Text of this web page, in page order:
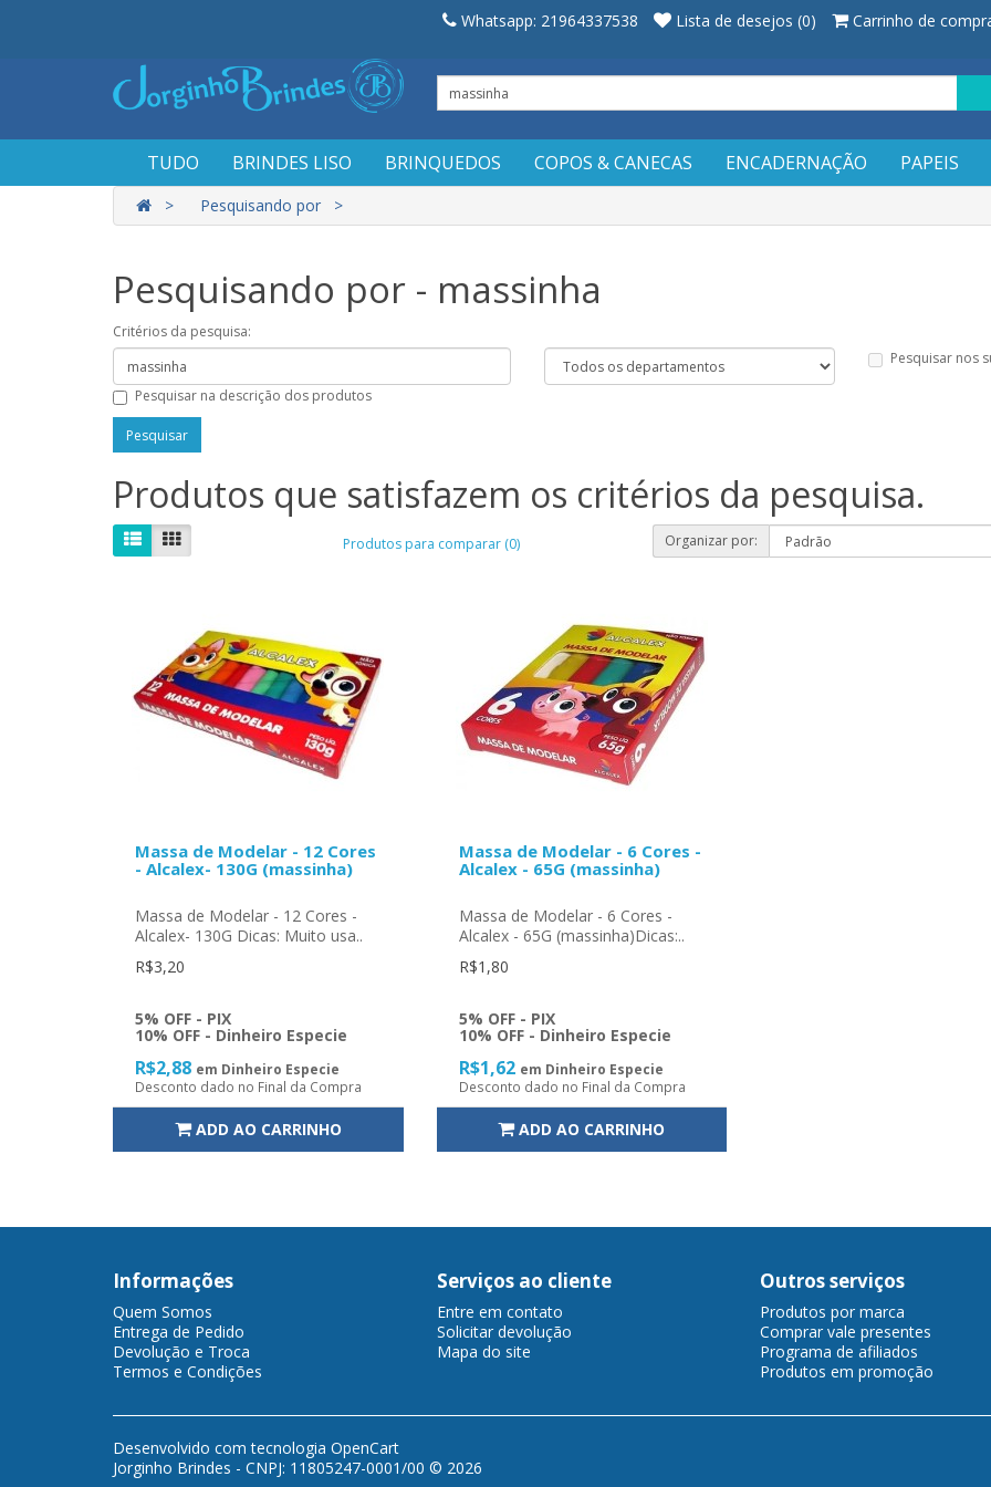
Whatsapp: 21964337538 Lista de desejos (0) Carrinho de
TUDO BRINDES LISO BRINQUEDOS COPOS & CANECAS ENCADERNAÇÃO PAPEIS
Pesquisando por
Pesquisando por - massinha
Critérios da pesquisa:
Pesquisar nos
Pesquisar na descrição dos produtos
Produtos que satisfazem os critérios da pesquisa.
Produtos para comparar (0) Organizar por:
Massa de Modelar - 12 Cores
- Alcalex- 130G (massinha)
Massa de Modelar - 12 Cores -
Alcalex- 130G Dicas: Muito usa..
R$3,20
5% OFF - PIX
10% OFF - Dinheiro Especie
R$2,88 em Dinheiro Especie
Desconto dado no Final da Compra
ADD AO CARRINHO
Massa de Modelar - 6 Cores -
Alcalex - 65G (massinha)
Massa de Modelar - 6 Cores -
Alcalex - 65G (massinha)Dicas:..
R$1,80
5% OFF - PIX
10% OFF - Dinheiro Especie
R$1,62 em Dinheiro Especie
Desconto dado no Final da Compra
ADD AO CARRINHO
Informações
Quem Somos
Entrega de Pedido
Devolução e Troca
Termos e Condições
Serviços ao cliente
Entre em contato
Solicitar devolução
Mapa do site
Outros serviços
Produtos por marca
Comprar vale presentes
Programa de afiliados
Produtos em promoção
Desenvolvido com tecnologia OpenCart
Jorginho Brindes - CNPJ: 11805247-0001/00 © 2026